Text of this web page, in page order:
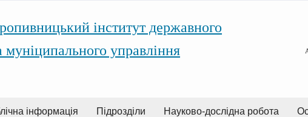
інститут державного
муніципального управління
інформація Підрозділи Науково-дослідна робота